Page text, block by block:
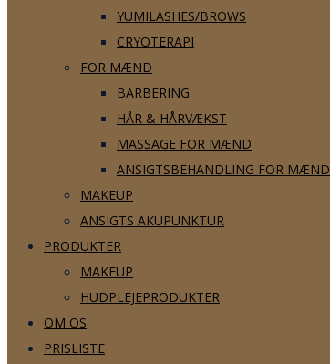
YUMILASHES/BROWS
CRYOTERAPI
FOR MÆND
BARBERING
HÅR & HÅRVÆKST
MASSAGE FOR MÆND
ANSIGTSBEHANDLING FOR MÆND
MAKEUP
ANSIGTS AKUPUNKTUR
PRODUKTER
MAKEUP
HUDPLEJEPRODUKTER
OM OS
PRISLISTE